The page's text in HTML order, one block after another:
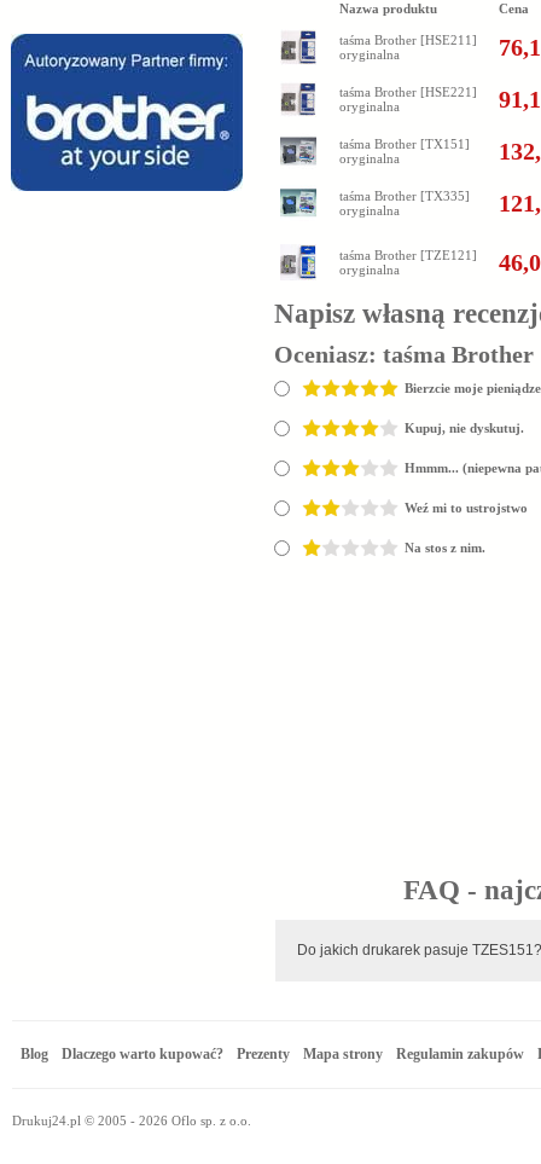
Nazwa produktu Cena
taśma Brother [HSE211]
oryginalna
taśma Brother [HSE221]
oryginalna
taśma Brother [TX151]
oryginalna
taśma Brother [TX335]
oryginalna
taśma Brother [TZE121]
oryginalna
Napisz własną
Oceniasz: taśma
Bierzcie moje
Kupuj, nie dyskutuj.
Hmmm... (niepewna
Weź mi to ustrojstwo
Na stos z nim.
FAQ -
Do jakich drukarek pasuje
Blog Dlaczego warto kupować? Prezenty Mapa strony Regulamin zakupów
Drukuj24.pl © 2005 - 2026 Oflo sp. z o.o.